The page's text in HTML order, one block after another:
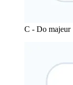
C - Do majeur